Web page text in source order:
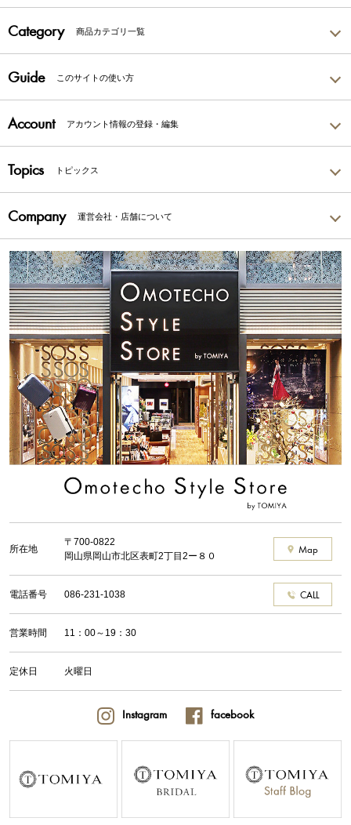
Category 商品カテゴリ一覧
Guide このサイトの使い方
Account アカウント情報の登録・編集
Topics トピックス
Company 運営会社・店舗について
所在地
〒700-0822
岡山県岡山市北区表町2丁目2ー８０
Map
電話番号 086-231-1038 CALL
営業時間 11：00～19：30
定休日 火曜日
Instagram facebook